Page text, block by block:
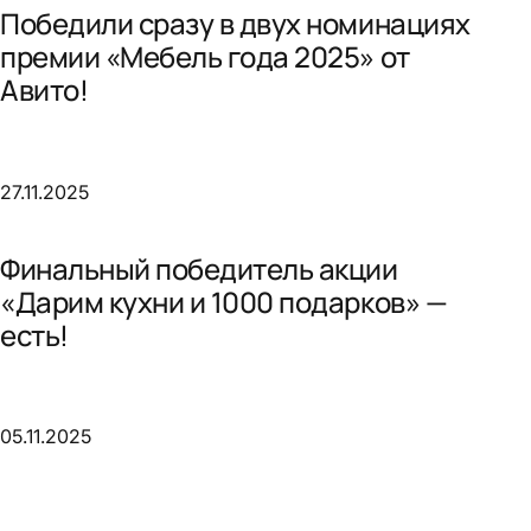
Победили сразу в двух номинациях
премии «Мебель года 2025» от
Авито!
27.11.2025
Финальный победитель акции
«Дарим кухни и 1000 подарков» —
есть!
05.11.2025